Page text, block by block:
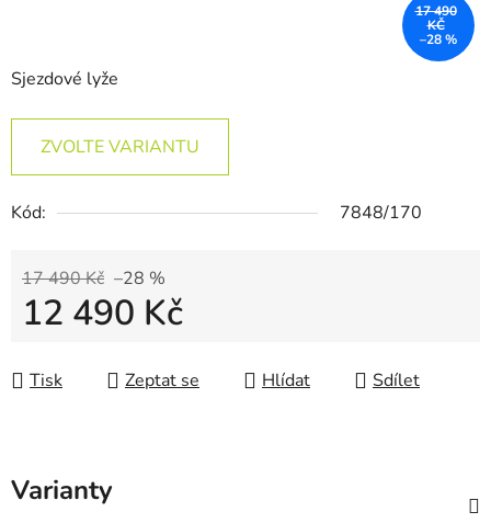
Sjezdové lyže
ZVOLTE VARIANTU
Kód: 7848/170
17 490 Kč –28 %
12 490 Kč
Tisk
Zeptat se Hlídat Sdílet
17 490
KČ
–28 %
Varianty